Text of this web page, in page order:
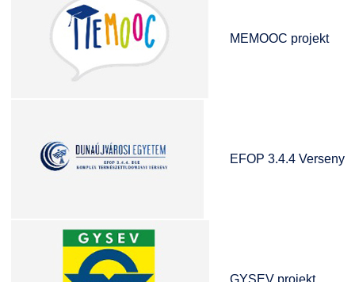
MEMOOC projekt
EFOP 3.4.4 Verseny
GYSEV projekt